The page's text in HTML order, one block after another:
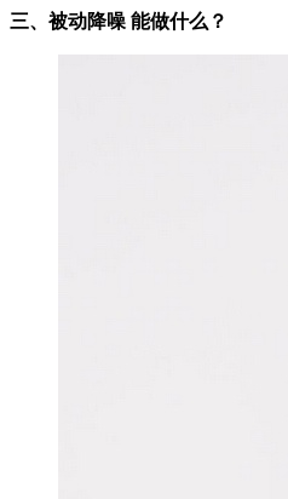
三、被动降噪 能做什么？